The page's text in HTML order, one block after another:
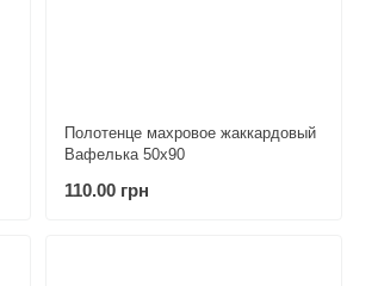
Полотенце махровое жаккардовый
Вафелька 50х90
110.00 грн